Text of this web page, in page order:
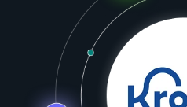
Indústrias
Parceiros